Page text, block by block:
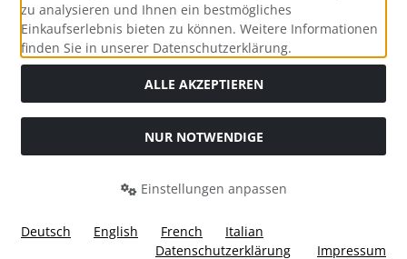
Social Media
Widerrufsformular
zu analysieren und Ihnen ein bestmögliches
Einkaufserlebnis bieten zu können. Weitere Informationen
finden Sie in unserer Datenschutzerklärung.
ALLE AKZEPTIEREN
NUR NOTWENDIGE
Einstellungen anpassen
Deutsch English French
Italian
Datenschutzerklärung
Impressum